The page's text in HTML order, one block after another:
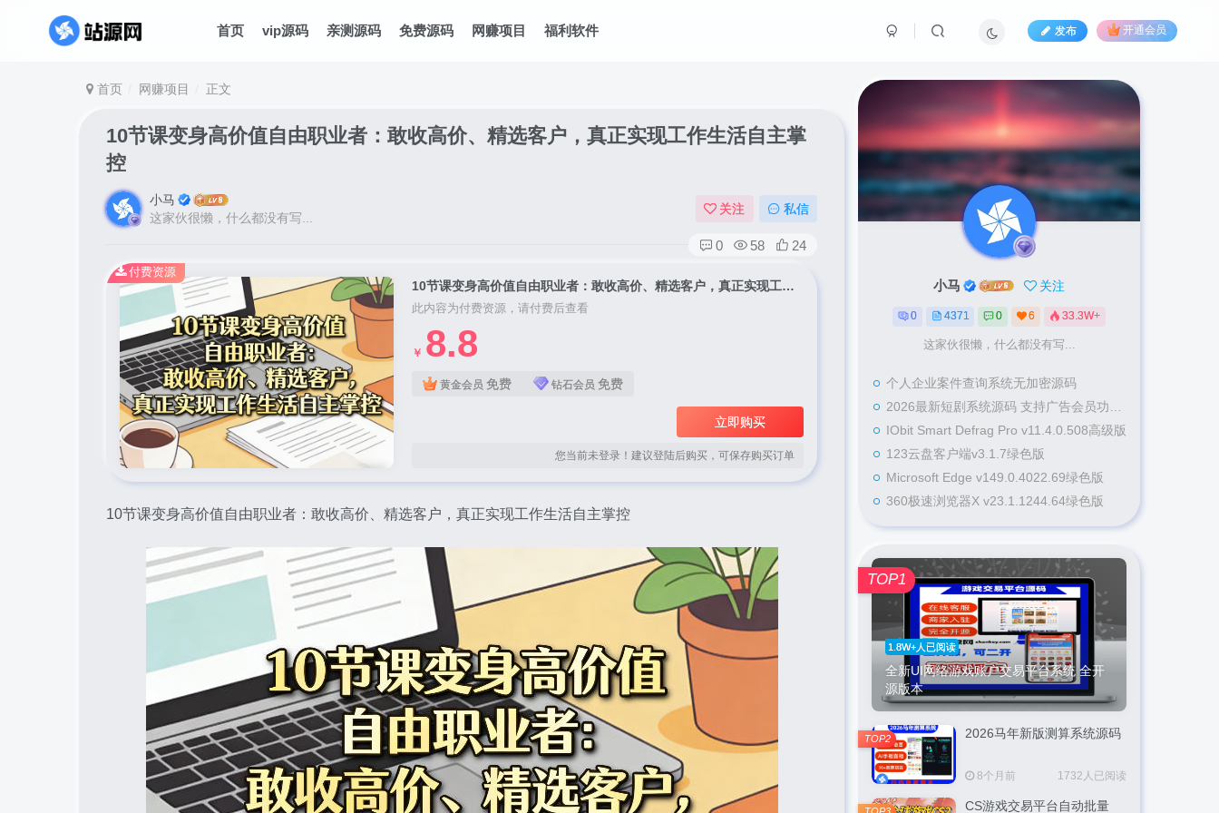
首页 vip源码 亲测源码 免费源码 网赚项目 福利软件 发布 开通会员
首页 网赚项目 正文
10节课变身高价值自由职业者：敢收高价、精选客户，真正实现工作生活自主掌
控
小马
这家伙很懒，什么都没有写...
关注 私信
0 58 24
10节课变身高价值自由职业者：敢收高价、精选客户，真正实现工作生活自主掌控
此内容为付费资源，请付费后查看
￥ 8.8
黄金会员 免费 钻石会员 免费
立即购买
您当前未登录！建议登陆后购买，可保存购买订单
付费资源
10节课变身高价值自由职业者：敢收高价、精选客户，真正实现工作生活自主掌控
小马 关注
0 4371 0 6 33.3W+
这家伙很懒，什么都没有写...
个人企业案件查询系统无加密源码
2026最新短剧系统源码 支持广告会员功能齐全短剧源码
IObit Smart Defrag Pro v11.4.0.508高级版
123云盘客户端v3.1.7绿色版
Microsoft Edge v149.0.4022.69绿色版
360极速浏览器X v23.1.1244.64绿色版
1.8W+人已阅读
全新UI网络游戏账户交易平台系统 全开
源版本
TOP1
2026马年新版测算系统源码
8个月前 1732人已阅读
TOP2
CS游戏交易平台自动批量